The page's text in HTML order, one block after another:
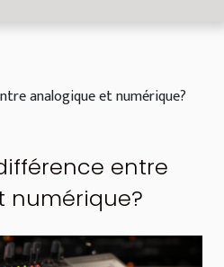
analogique et numérique?
entre
numérique?